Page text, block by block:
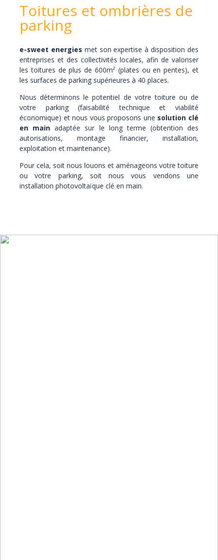
Toitures et ombrières de
parking
e-sweet energies met son expertise à disposition des
entreprises et des collectivités locales, afin de valoriser
les toitures de plus de 600m² (plates ou en pentes), et
les surfaces de parking supérieures à 40 places.
Nous déterminons le potentiel de votre toiture ou de
votre parking (faisabilité technique et viabilité
économique) et nous vous proposons une solution clé
en main adaptée sur le long terme (obtention des
autorisations, montage financier, installation,
exploitation et maintenance).
Pour cela, soit nous louons et aménageons votre toiture
ou votre parking, soit nous vous vendons une
installation photovoltaïque clé en main.